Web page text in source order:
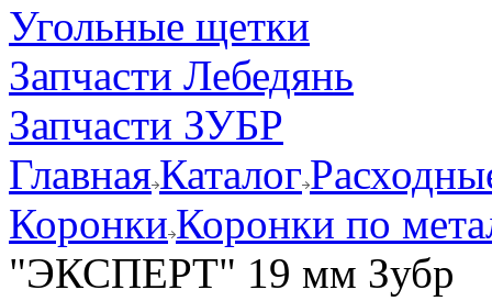
Угольные щетки
Запчасти Лебедянь
Запчасти ЗУБР
ГлавнаяКаталог
Коронки Коронки по
"ЭКСПЕРТ" 19 мм Зубр